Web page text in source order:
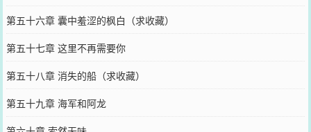
第五十六章 囊中羞涩的枫白（求收藏）
第五十七章 这里不再需要你
第五十八章 消失的船（求收藏）
第五十九章 海军和阿龙